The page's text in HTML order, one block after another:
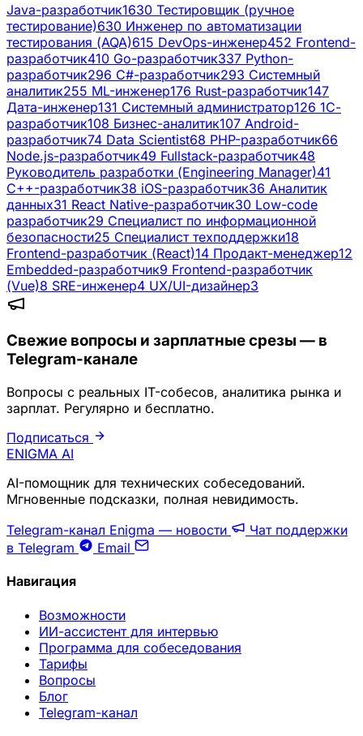
Java-разработчик1630 Тестировщик (ручное
тестирование)630 Инженер по автоматизации
тестирования (AQA)615 DevOps-инженер452 Frontend-
разработчик410 Go-разработчик337 Python-
разработчик296 C#-разработчик293 Системный
аналитик255 ML-инженер176 Rust-разработчик147
Дата-инженер131 Системный администратор126 1С-
разработчик108 Бизнес-аналитик107 Android-
разработчик74 Data Scientist68 PHP-разработчик66
Node.js-разработчик49 Fullstack-разработчик48
Руководитель разработки (Engineering Manager)41
C++-разработчик38 iOS-разработчик36 Аналитик
данных31 React Native-разработчик30 Low-code
разработчик29 Специалист по информационной
безопасности25 Специалист техподдержки18
Frontend-разработчик (React)14 Продакт-менеджер12
Embedded-разработчик9 Frontend-разработчик
(Vue)8 SRE-инженер4 UX/UI-дизайнер3
Свежие вопросы и зарплатные срезы — в
Telegram-канале
Вопросы с реальных IT-собесов, аналитика рынка и
зарплат. Регулярно и бесплатно.
Подписаться
ENIGMA AI
AI-помощник для технических собеседований.
Мгновенные подсказки, полная невидимость.
Telegram-канал Enigma — новости
Чат поддержки
в Telegram
Email
Навигация
Возможности
ИИ-ассистент для интервью
Программа для собеседования
Тарифы
Вопросы
Блог
Telegram-канал